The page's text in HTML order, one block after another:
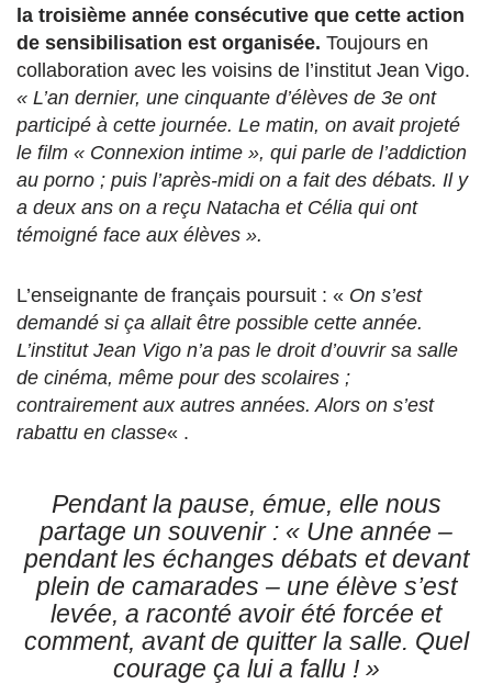
la troisième année consécutive que cette action
de sensibilisation est organisée. Toujours en
collaboration avec les voisins de l’institut Jean Vigo.
« L’an dernier, une cinquante d’élèves de 3e ont
participé à cette journée. Le matin, on avait projeté
le film « Connexion intime », qui parle de l’addiction
au porno ; puis l’après-midi on a fait des débats. Il y
a deux ans on a reçu Natacha et Célia qui ont
témoigné face aux élèves ».
L’enseignante de français poursuit : « On s’est
demandé si ça allait être possible cette année.
L’institut Jean Vigo n’a pas le droit d’ouvrir sa salle
de cinéma, même pour des scolaires ;
contrairement aux autres années. Alors on s’est
rabattu en classe« .
Pendant la pause, émue, elle nous
partage un souvenir : « Une année –
pendant les échanges débats et devant
plein de camarades – une élève s’est
levée, a raconté avoir été forcée et
comment, avant de quitter la salle. Quel
courage ça lui a fallu ! »